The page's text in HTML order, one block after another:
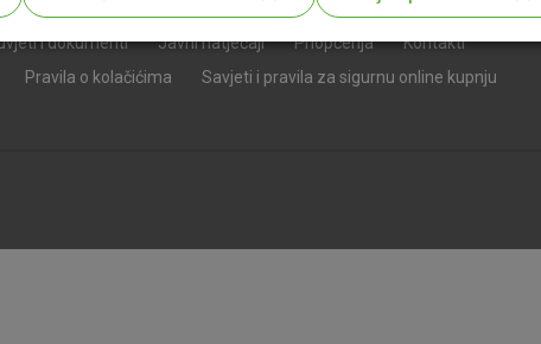
i dokumenti Javni natječaji Priopćenja
Kontakti
Pravila o kolačićima
Savjeti i pravila za sigurnu online kupnju